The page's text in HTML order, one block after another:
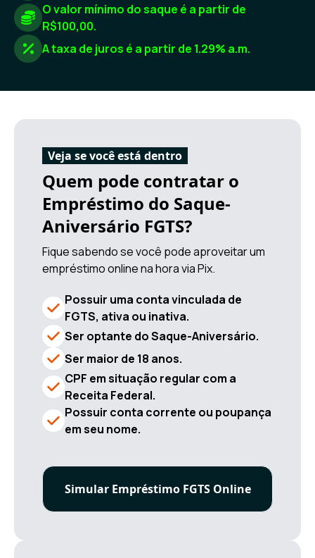
O valor mínimo do saque é a partir de
R$100,00.
A taxa de juros é a partir de 1.29% a.m.
Veja se você está dentro
Quem pode contratar o
Empréstimo do Saque-
Aniversário FGTS?
Fique sabendo se você pode aproveitar um
empréstimo online na hora via Pix.
Possuir uma conta vinculada de
FGTS, ativa ou inativa.
Ser optante do Saque-Aniversário.
Ser maior de 18 anos.
CPF em situação regular com a
Receita Federal.
Possuir conta corrente ou poupança
em seu nome.
Simular Empréstimo FGTS Online